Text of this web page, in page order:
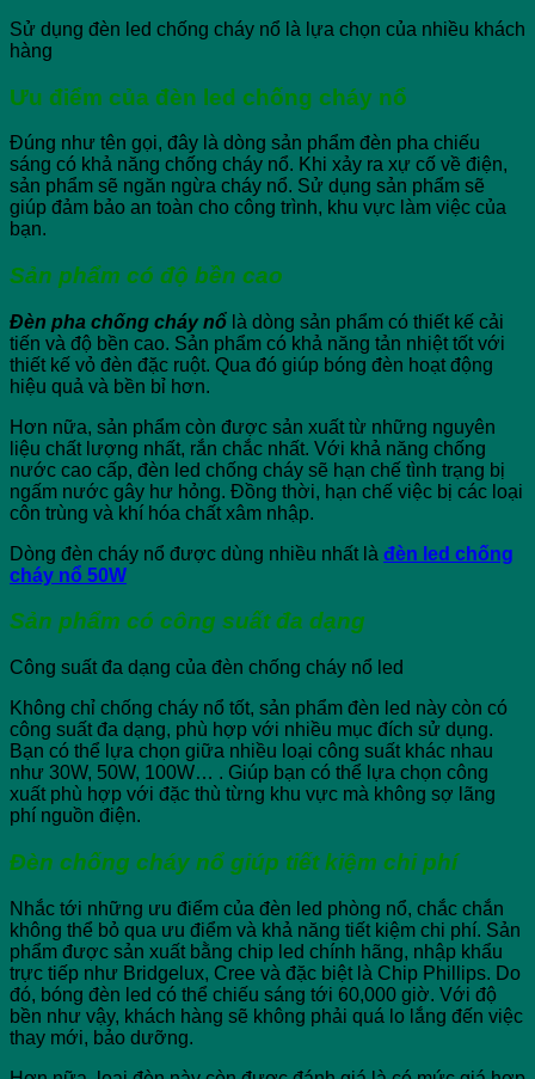
Sử dụng đèn led chống cháy nổ là lựa chọn của nhiều khách
hàng
Ưu điểm của đèn led chống cháy nổ
Đúng như tên gọi, đây là dòng sản phẩm đèn pha chiếu
sáng có khả năng chống cháy nổ. Khi xảy ra xự cố về điện,
sản phẩm sẽ ngăn ngừa cháy nổ. Sử dụng sản phẩm sẽ
giúp đảm bảo an toàn cho công trình, khu vực làm việc của
bạn.
Sản phẩm có độ bền cao
Đèn pha chống cháy nổ là dòng sản phẩm có thiết kế cải
tiến và độ bền cao. Sản phẩm có khả năng tản nhiệt tốt với
thiết kế vỏ đèn đặc ruột. Qua đó giúp bóng đèn hoạt động
hiệu quả và bền bỉ hơn.
Hơn nữa, sản phẩm còn được sản xuất từ những nguyên
liệu chất lượng nhất, rắn chắc nhất. Với khả năng chống
nước cao cấp, đèn led chống cháy sẽ hạn chế tình trạng bị
ngấm nước gây hư hỏng. Đồng thời, hạn chế việc bị các loại
côn trùng và khí hóa chất xâm nhập.
Dòng đèn cháy nổ được dùng nhiều nhất là đèn led chống
cháy nổ 50W
Sản phẩm có công suất đa dạng
Công suất đa dạng của đèn chống cháy nổ led
Không chỉ chống cháy nổ tốt, sản phẩm đèn led này còn có
công suất đa dạng, phù hợp với nhiều mục đích sử dụng.
Bạn có thể lựa chọn giữa nhiều loại công suất khác nhau
như 30W, 50W, 100W… . Giúp bạn có thể lựa chọn công
xuất phù hợp với đặc thù từng khu vực mà không sợ lãng
phí nguồn điện.
Đèn chống cháy nổ giúp tiết kiệm chi phí
Nhắc tới những ưu điểm của đèn led phòng nổ, chắc chắn
không thể bỏ qua ưu điểm và khả năng tiết kiệm chi phí. Sản
phẩm được sản xuất bằng chip led chính hãng, nhập khẩu
trực tiếp như Bridgelux, Cree và đặc biệt là Chip Phillips. Do
đó, bóng đèn led có thể chiếu sáng tới 60,000 giờ. Với độ
bền như vậy, khách hàng sẽ không phải quá lo lắng đến việc
thay mới, bảo dưỡng.